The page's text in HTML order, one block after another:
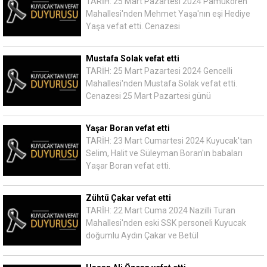
Mahallesi'nden Mehmet Yaşa'nın eşi Hediye
Yaşa vefat etti. Cenazesi
Mustafa Solak vefat etti
TARİH: 25 Mart Pazartesi 2024 Gencelli
Mahallesi'nden Mustafa Solak vefat etti.
Cenazesi 25 Mart Pazartesi günü
Yaşar Boran vefat etti
TARİH: 23 Mart Cumartesi 2024 Kuyucak'tan
Selim, Halit ve Süleyman Boran'ın babaları
Yaşar Boran vefat etti.
Zühtü Çakar vefat etti
TARİH: 22 Mart Cuma 2024 Nazilli Turan
Mahallesi'nden eski SSK personeli Kuyucak
doğumlu Aydın Çakar ve Betül